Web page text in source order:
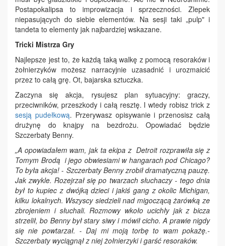
Postapokalipsa to improwizacja i sprzeczności. Zlepek
niepasujących do siebie elementów. Na sesji taki „pulp" i
tandeta to elementy jak najbardziej wskazane.
Tricki Mistrza Gry
Najlepsze jest to, że każdą taką walkę z pomocą resoraków i
żołnierzyków możesz narracyjnie uzasadnić i urozmaicić
przez to całą grę. Ot, bajarska sztuczka.
Zaczyna się akcja, rysujesz plan sytuacyjny: graczy,
przeciwników, przeszkody i całą resztę. I wtedy robisz trick z
sesją pudełkową. Przerywasz opisywanie i przenosisz całą
drużynę do knajpy na bezdrożu. Opowiadać będzie
Szczerbaty Benny.
„A opowiadałem wam, jak ta ekipa z Detroit rozprawiła się z
Tomym Brodą i jego obwiesiami w hangarach pod Chicago?
To była akcja! - Szczerbaty Benny zrobił dramatyczną pauzę.
Jak zwykle. Rozejrzał się po twarzach słuchaczy - tego dnia
był to kupiec z dwójką dzieci i jakiś gang z okolic Michigan,
kilku lokalnych. Wszyscy siedzieli nad migoczącą żarówką ze
zbrojeniem i słuchali. Rozmowy wkoło ucichły jak z bicza
strzelił, bo Benny był stary siwy i mówił cicho. A prawie nigdy
się nie powtarzał. - Daj mi moją torbę to wam pokażę.-
Szczerbaty wyciągnął z niej żołnierzyki i garść resoraków.